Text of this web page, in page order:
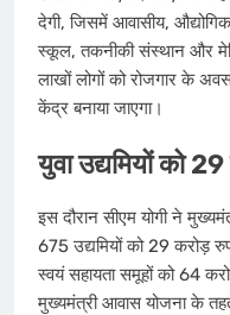
देगी, जिसमें आवासीय,
स्कूल, तकनीकी संस्थान और
लाखों लोगों को रोजगार के
केंद्र बनाया जाएगा।
युवा उद्यमियों को
इस दौरान सीएम योगी ने
675 उद्यमियों को 29 करोड़
स्वयं सहायता समूहों को 64
मुख्यमंत्री आवास योजना के तहत